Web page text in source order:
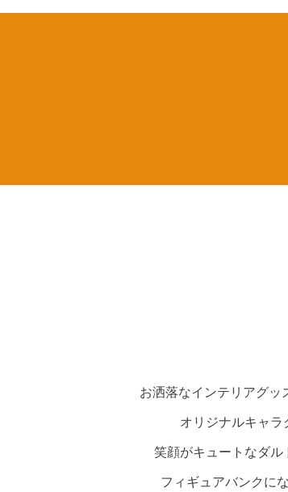
お洒落なインテリアグッ
オリジナルキャラ
笑顔がキュートなダル
フィギュアバンクに